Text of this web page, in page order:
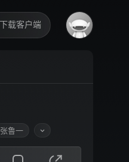
下载客户端
张鲁一